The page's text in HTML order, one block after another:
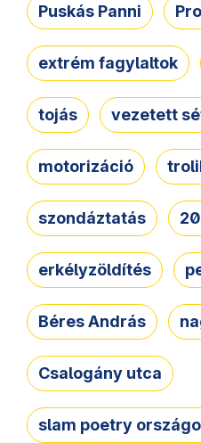
Puskás Panni
extrém fagylaltok
tojás vezetett
motorizáció
szondáztatás
erkélyzöldítés
Béres András
Csalogány utca
slam poetry